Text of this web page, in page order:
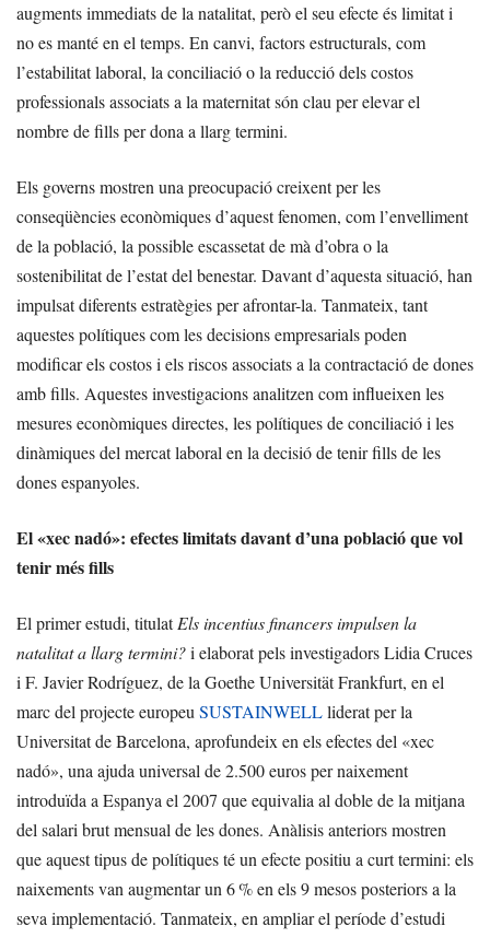
augments immediats de la natalitat, però el seu efecte és limitat i
no es manté en el temps. En canvi, factors estructurals, com
l’estabilitat laboral, la conciliació o la reducció dels costos
professionals associats a la maternitat són clau per elevar el
nombre de fills per dona a llarg termini.
Els governs mostren una preocupació creixent per les
conseqüències econòmiques d’aquest fenomen, com l’envelliment
de la població, la possible escassetat de mà d’obra o la
sostenibilitat de l’estat del benestar. Davant d’aquesta situació, han
impulsat diferents estratègies per afrontar-la. Tanmateix, tant
aquestes polítiques com les decisions empresarials poden
modificar els costos i els riscos associats a la contractació de dones
amb fills. Aquestes investigacions analitzen com influeixen les
mesures econòmiques directes, les polítiques de conciliació i les
dinàmiques del mercat laboral en la decisió de tenir fills de les
dones espanyoles.
El «xec nadó»: efectes limitats davant d’una població que vol
tenir més fills
El primer estudi, titulatEls incentius financers impulsen la
natalitat a llarg termini?i elaborat pels investigadors Lidia Cruces
i F. Javier Rodríguez, de la Goethe Universität Frankfurt, en el
marc del projecte europeu SUSTAINWELLliderat per la
Universitat de Barcelona, aprofundeix en els efectes del «xec
nadó», una ajuda universal de 2.500 euros per naixement
introduïda a Espanya el 2007 que equivalia al doble de la mitjana
del salari brut mensual de les dones. Anàlisis anteriors mostren
que aquest tipus de polítiques té un efecte positiu a curt termini: els
naixements van augmentar un 6 % en els 9 mesos posteriors a la
seva implementació. Tanmateix, en ampliar el període d’estudi